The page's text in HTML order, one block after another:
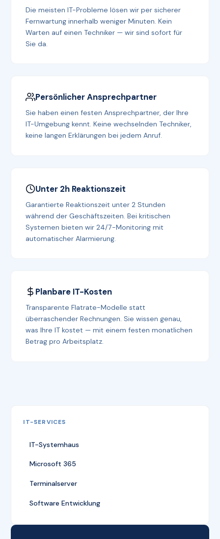
Die meisten IT-Probleme lösen wir per sicherer
Fernwartung innerhalb weniger Minuten. Kein
Warten auf einen Techniker — wir sind sofort für
Sie da.
Persönlicher Ansprechpartner
Sie haben einen festen Ansprechpartner, der Ihre
IT-Umgebung kennt. Keine wechselnden Techniker,
keine langen Erklärungen bei jedem Anruf.
Unter 2h Reaktionszeit
Garantierte Reaktionszeit unter 2 Stunden
während der Geschäftszeiten. Bei kritischen
Systemen bieten wir 24/7-Monitoring mit
automatischer Alarmierung.
Planbare IT-Kosten
Transparente Flatrate-Modelle statt
überraschender Rechnungen. Sie wissen genau,
was Ihre IT kostet — mit einem festen monatlichen
Betrag pro Arbeitsplatz.
IT-SERVICES
IT-Systemhaus
Microsoft 365
Terminalserver
Software Entwicklung